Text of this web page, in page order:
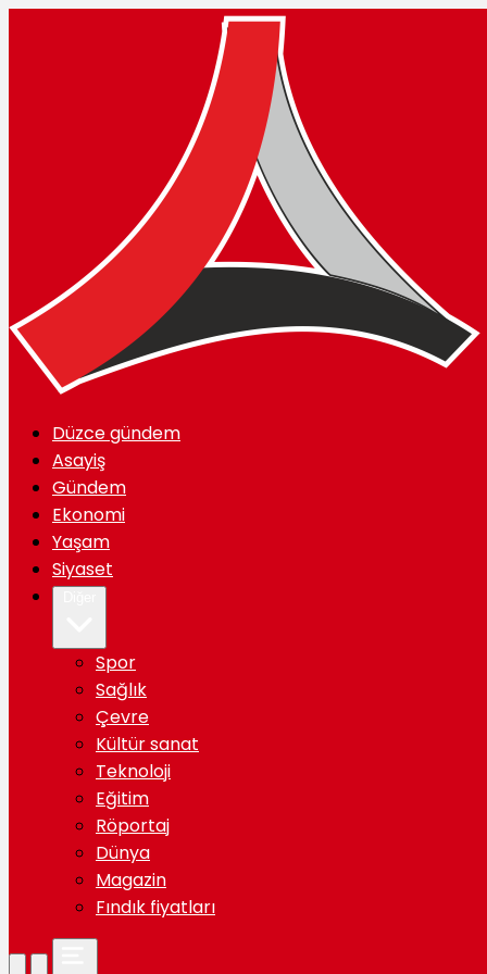
Düzce gündem
Asayiş
Gündem
Ekonomi
Yaşam
Siyaset
Spor
Sağlık
Çevre
Kültür sanat
Teknoloji
Eğitim
Röportaj
Dünya
Magazin
Fındık fiyatları